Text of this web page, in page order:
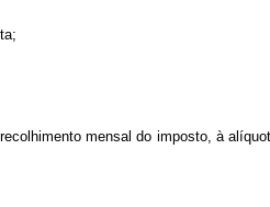
mensal do imposto, à